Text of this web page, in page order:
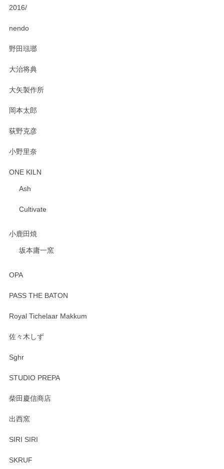
2016/
nendo
野田琺瑯
大治将典
大矢製作所
岡本太郎
荻野克彦
小野里奈
ONE KILN
Ash
Cultivate
小鹿田焼
坂本庸一窯
OPA
PASS THE BATON
Royal Tichelaar Makkum
佐々木しず
Sghr
STUDIO PREPA
柴田慶信商店
出西窯
SIRI SIRI
SKRUF